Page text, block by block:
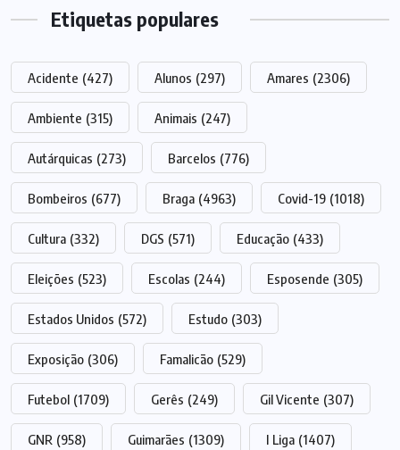
Etiquetas populares
Acidente (427) Alunos (297) Amares (2306)
Ambiente (315) Animais (247)
Autárquicas (273) Barcelos (776)
Bombeiros (677) Braga (4963) Covid-19 (1018)
Cultura (332) DGS (571) Educação (433)
Eleições (523) Escolas (244) Esposende (305)
Estados Unidos (572) Estudo (303)
Exposição (306) Famalicão (529)
Futebol (1709) Gerês (249) Gil Vicente (307)
GNR (958) Guimarães (1309) I Liga (1407)